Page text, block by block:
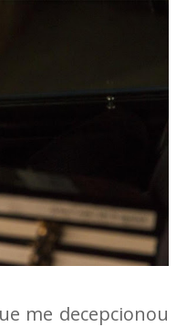
me decepcionou